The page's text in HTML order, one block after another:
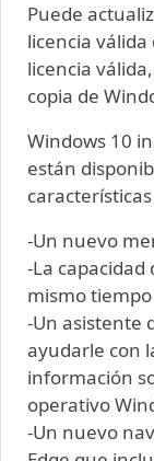
Puede
licencia
licencia
copia de
Windows 10
están
-Un nuevo
-La
mismo
-Un asistente
ayudarle con
información
operativo
-Un nuevo